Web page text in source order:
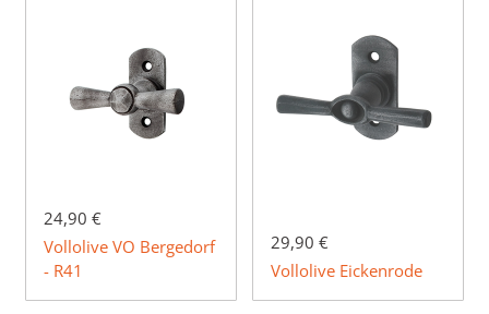
24,90 €
Vollolive VO Bergedorf
- R41
29,90 €
Vollolive Eickenrode